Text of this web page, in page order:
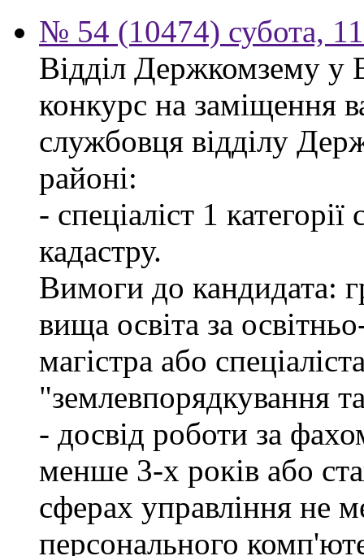
№ 54 (10474) субота,
Відділ Держкомзему у
конкурс на заміщення
службовця відділу
районі:
- спеціаліст 1
кадастру.
Вимоги до кандидата:
вища освіта за
магістра або
"землевпорядкування
- досвід роботи за
менше 3-х років або
сферах управління не
персонального